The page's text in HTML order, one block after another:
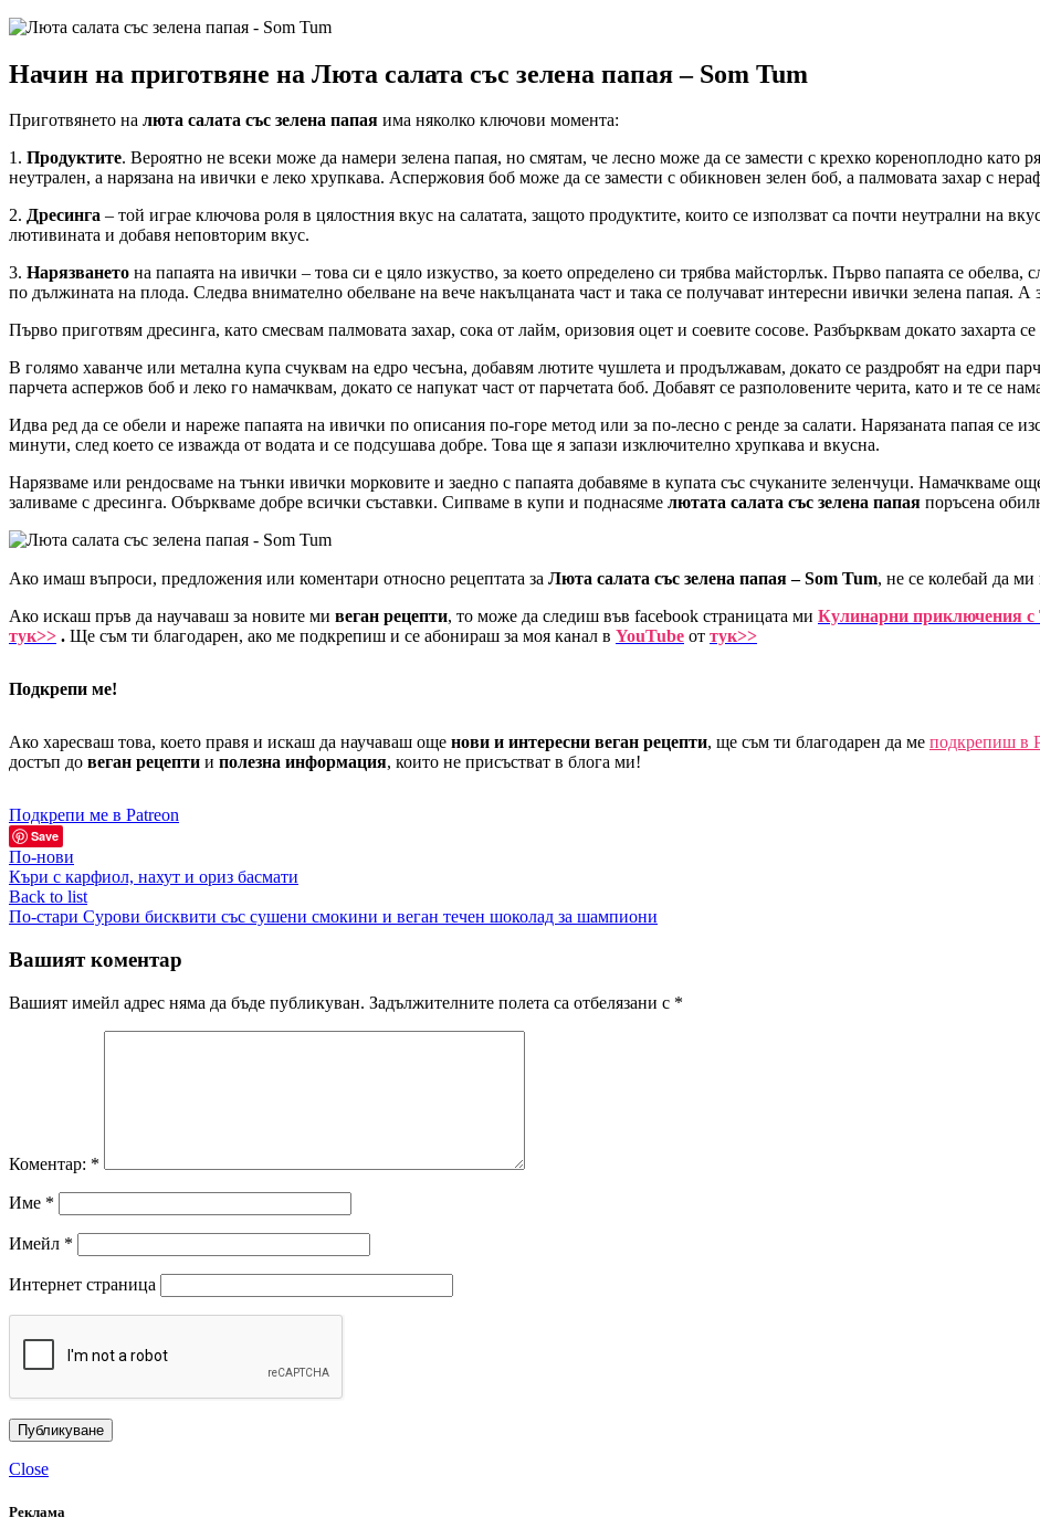
Начин на приготвяне на Люта салата със зелена папая – Som Tum
Приготвянето на люта салата със зелена папая има няколко ключови момента:
1. Продуктите. Вероятно не всеки може да намери зелена папая, но смятам, че лесно може да се замести с крехко кореноплодно като
неутрален, а нарязана на ивички е леко хрупкава. Аспержовия боб може да се замести с обикновен зелен боб, а палмовата захар с
2. Дресинга – той играе ключова роля в цялостния вкус на салатата, защото продуктите, които се използват са почти неутрални на
лютивината и добавя неповторим вкус.
3. Нарязването на папаята на ивички – това си е цяло изкуство, за което определено си трябва майсторлък. Първо папаята се обелва,
по дължината на плода. Следва внимателно обелване на вече накълцаната част и така се получават интересни ивички зелена папая. А
Първо приготвям дресинга, като смесвам палмовата захар, сока от лайм, оризовия оцет и соевите сосове. Разбърквам докато захарта
В голямо хаванче или метална купа счуквам на едро чесъна, добавям лютите чушлета и продължавам, докато се раздробят на едри
парчета аспержов боб и леко го намачквам, докато се напукат част от парчетата боб. Добавят се разполовените черита, като и те се
Идва ред да се обели и нареже папаята на ивички по описания по-горе метод или за по-лесно с ренде за салати. Нарязаната папая се
минути, след което се изважда от водата и се подсушава добре. Това ще я запази изключително хрупкава и вкусна.
Нарязваме или рендосваме на тънки ивички морковите и заедно с папаята добавяме в купата със счуканите зеленчуци. Намачкваме
заливаме с дресинга. Объркваме добре всички съставки. Сипваме в купи и поднасяме лютата салата със зелена папая поръсена
Ако имаш въпроси, предложения или коментари относно рецептата за Люта салата със зелена папая – Som Tum, не се колебай да
Ако искаш пръв да научаваш за новите ми веган рецепти, то може да следиш във facebook страницата ми Кулинарни приключения
тук>> . Ще съм ти благодарен, ако ме подкрепиш и се абонираш за моя канал в YouTube от тук>>
Подкрепи ме!
Ако харесваш това, което правя и искаш да научаваш още нови и интересни веган рецепти, ще съм ти благодарен да ме подкрепиш в
достъп до веган рецепти и полезна информация, които не присъстват в блога ми!
Подкрепи ме в Patreon
Save
По-нови
Къри с карфиол, нахут и ориз басмати
Back to list
По-стари Сурови бисквити със сушени смокини и веган течен шоколад за шампиони
Вашият коментар
Вашият имейл адрес няма да бъде публикуван. Задължителните полета са отбелязани с *
Коментар: *
Име *
Имейл *
Интернет страница
Close
Реклама